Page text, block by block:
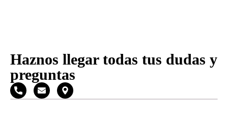
Haznos llegar todas tus dudas y
preguntas